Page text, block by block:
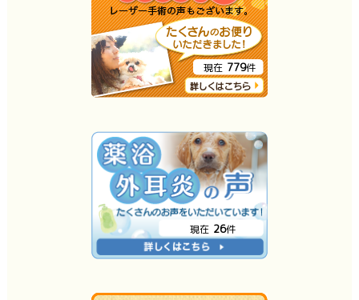
現在 779件
現在 26件